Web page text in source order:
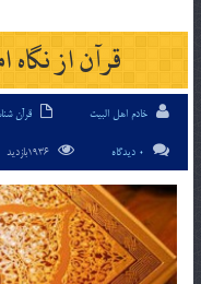
قرآن‌ از
خادم اهل البیت قرآن
0 دیدگاه